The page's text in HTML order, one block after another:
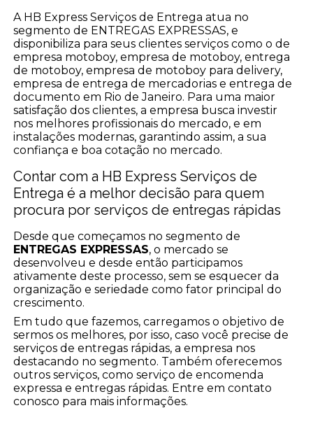
A HB Express Serviços de Entrega atua no
segmento de ENTREGAS EXPRESSAS, e
disponibiliza para seus clientes serviços como o de
empresa motoboy, empresa de motoboy, entrega
de motoboy, empresa de motoboy para delivery,
empresa de entrega de mercadorias e entrega de
documento em Rio de Janeiro. Para uma maior
satisfação dos clientes, a empresa busca investir
nos melhores profissionais do mercado, e em
instalações modernas, garantindo assim, a sua
confiança e boa cotação no mercado.
Contar com a HB Express Serviços de
Entrega é a melhor decisão para quem
procura por serviços de entregas rápidas
Desde que começamos no segmento de
ENTREGAS EXPRESSAS, o mercado se
desenvolveu e desde então participamos
ativamente deste processo, sem se esquecer da
organização e seriedade como fator principal do
crescimento.
Em tudo que fazemos, carregamos o objetivo de
sermos os melhores, por isso, caso você precise de
serviços de entregas rápidas, a empresa nos
destacando no segmento. Também oferecemos
outros serviços, como serviço de encomenda
expressa e entregas rápidas. Entre em contato
conosco para mais informações.